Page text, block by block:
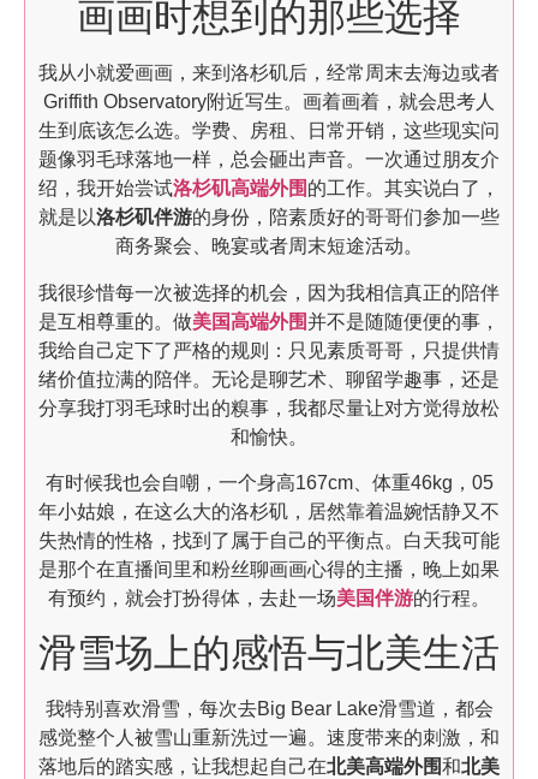
画画时想到的那些选择
我从小就爱画画，来到洛杉矶后，经常周末去海边或者
Griffith Observatory附近写生。画着画着，就会思考人
生到底该怎么选。学费、房租、日常开销，这些现实问
题像羽毛球落地一样，总会砸出声音。一次通过朋友介
绍，我开始尝试洛杉矶高端外围 的工作。其实说白了，
就是以洛杉矶伴游的身份，陪素质好的哥哥们参加一些
商务聚会、晚宴或者周末短途活动。
我很珍惜每一次被选择的机会，因为我相信真正的陪伴
是互相尊重的。做美国高端外围并不是随随便便的事，
我给自己定下了严格的规则：只见素质哥哥，只提供情
绪价值拉满的陪伴。无论是聊艺术、聊留学趣事，还是
分享我打羽毛球时出的糗事，我都尽量让对方觉得放松
和愉快。
有时候我也会自嘲，一个身高167cm、体重46kg，05
年小姑娘，在这么大的洛杉矶，居然靠着温婉恬静又不
失热情的性格，找到了属于自己的平衡点。白天我可能
是那个在直播间里和粉丝聊画画心得的主播，晚上如果
有预约，就会打扮得体，去赴一场美国伴游的行程。
滑雪场上的感悟与北美生活
我特别喜欢滑雪，每次去Big Bear Lake滑雪道，都会
感觉整个人被雪山重新洗过一遍。速度带来的刺激，和
落地后的踏实感，让我想起自己在北美高端外围和北美